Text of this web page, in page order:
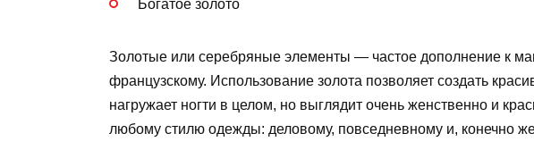
Богатое золото
Золотые или серебряные элементы — частое дополнение к
французскому. Использование золота позволяет создать
нагружает ногти в целом, но выглядит очень женственно и
любому стилю одежды: деловому, повседневному и, конечно